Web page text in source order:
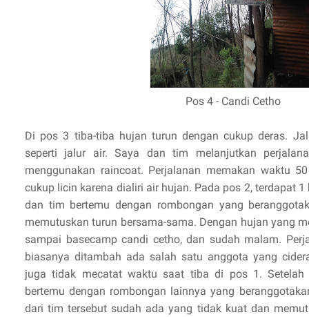
Pos 4 - Candi Cetho
Di pos 3 tiba-tiba hujan turun dengan cukup deras.
seperti jalur air. Saya dan tim melanjutkan
menggunakan raincoat. Perjalanan memakan waktu
cukup licin karena dialiri air hujan. Pada pos 2, terdapat 1
dan tim bertemu dengan rombongan yang
memutuskan turun bersama-sama. Dengan hujan yang
sampai basecamp candi cetho, dan sudah malam.
biasanya ditambah ada salah satu anggota yang
juga tidak mecatat waktu saat tiba di pos 1.
bertemu dengan rombongan lainnya yang
dari tim tersebut sudah ada yang tidak kuat dan